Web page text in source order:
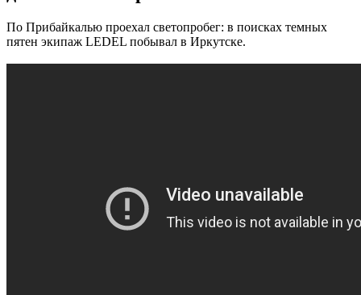
По Прибайкалью проехал светопробег: в поисках темных
пятен экипаж LEDEL побывал в Иркутске.